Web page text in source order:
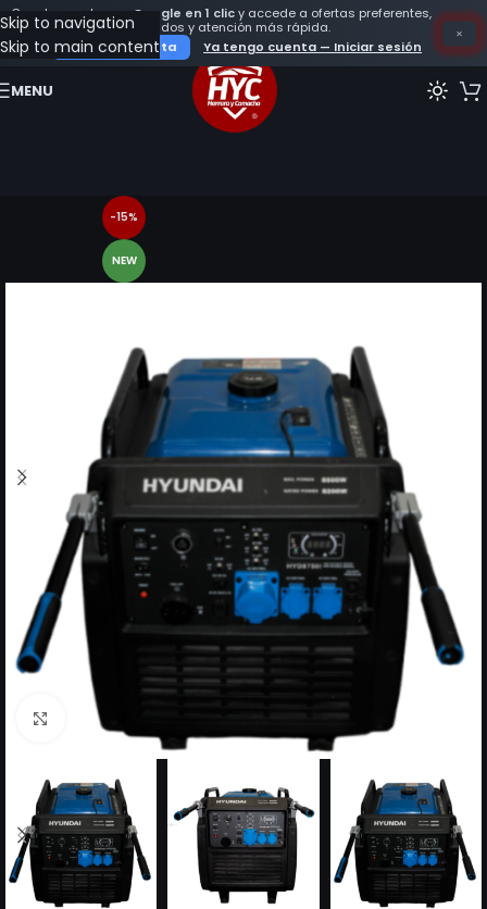
Crea tu cuenta con Google en 1 clicy accede a ofertas preferentes,
seguimiento de tus pedidos y atención más rápida.
Crear mi cuenta
Ya tengo cuenta — Iniciar sesión
×
Skip to navigation
Skip to main content
ESPECIALISTAS EN REPUESTOS Y
MENU
-15%
NEW
Click to enlarge